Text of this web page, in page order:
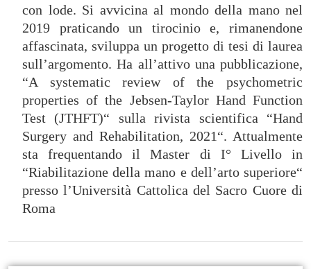
con lode. Si avvicina al mondo della mano nel
2019 praticando un tirocinio e, rimanendone
affascinata, sviluppa un progetto di tesi di laurea
sull’argomento. Ha all’attivo una pubblicazione,
“A systematic review of the psychometric
properties of the Jebsen-Taylor Hand Function
Test (JTHFT)“ sulla rivista scientifica “Hand
Surgery and Rehabilitation, 2021“. Attualmente
sta frequentando il Master di I° Livello in
“Riabilitazione della mano e dell’arto superiore“
presso l’Università Cattolica del Sacro Cuore di
Roma